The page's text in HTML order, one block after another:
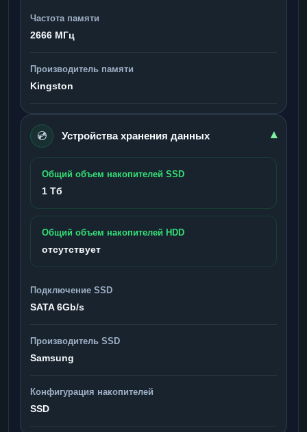
Частота памяти
2666 МГц
Производитель памяти
Kingston
💿 Устройства хранения данных ▾
Общий объем накопителей SSD
1 Тб
Общий объем накопителей HDD
отсутствует
Подключение SSD
SATA 6Gb/s
Производитель SSD
Samsung
Конфигурация накопителей
SSD